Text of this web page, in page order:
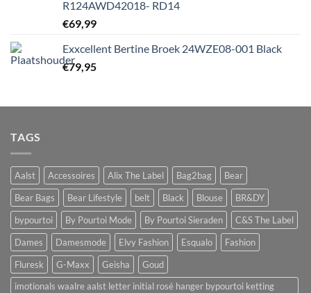
R124AWD42018- RD14
€69,99
Exxcellent Bertine Broek 24WZE08-001 Black
€79,95
TAGS
Aalst Accessoires Alix The Label Bag2bag
Bear
Bear Bags
Bear Lifestyle belt Black Blouse
BR&DY
bypourtoi
By Pourtoi Mode By Pourtoi Sieraden
C&S The Label
Dames
Damesmode Elvy Fashion Esqualo
Fashion
Fluresk
G-Maxx Geisha
Goud
imotionals waalre aalst letter initial rosé hanger bypourtoi ketting